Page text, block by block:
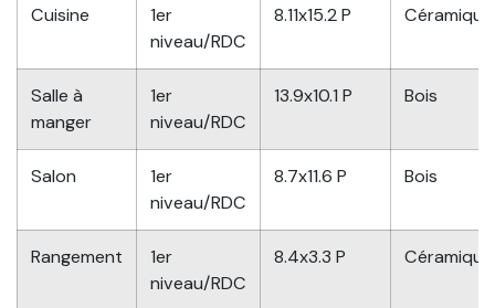
Cuisine
1er
niveau/RDC
8.11x15.2 P Céramique
Salle à
manger
1er
niveau/RDC
13.9x10.1 P Bois
Salon
1er
niveau/RDC
8.7x11.6 P Bois
Rangement
1er
niveau/RDC
8.4x3.3 P Céramique